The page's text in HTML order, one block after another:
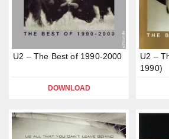
U2 – The Best of 1990-2000
DOWNLOAD
U2 –
1990)